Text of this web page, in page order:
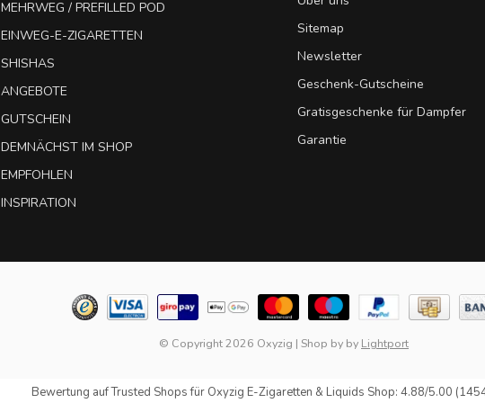
MEHRWEG / PREFILLED POD
EINWEG-E-ZIGARETTEN
SHISHAS
ANGEBOTE
GUTSCHEIN
DEMNÄCHST IM SHOP
EMPFOHLEN
INSPIRATION
Sitemap
Newsletter
Geschenk-Gutscheine
Gratisgeschenke für Dampfer
Garantie
© Copyright 2026 Oxyzig | Shop by by Lightport
Bewertung aufTrusted Shopsfür Oxyzig E-Zigaretten & Liquids Shop: 4.88/5.00